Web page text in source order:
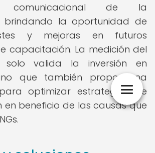
comunicacional de la
brindando la oportunidad de
y mejoras en futuros
capacitación. La medición del
valida la inversión en
que también proporciona
optimizar estrategias de
en beneficio de las causas que